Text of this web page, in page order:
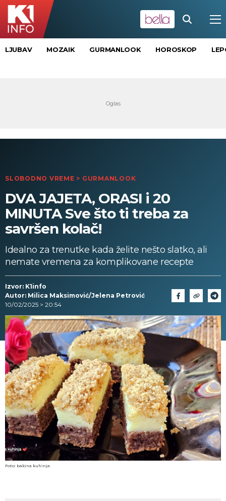
LJUBAV MOZAIK GURMANLOOK HOROSKOP
SLOBODNO VREME > GURMANLOOK
DVA JAJETA, ORASI i 20
MINUTA Sve što ti treba za
savršen kolač!
Idealno za trenutke kada želite nešto slatko, ali
nemate vremena za komplikovane recepte
Izvor: K1info
Autor: Milica Maksimović/Jelena Petrović
10/02/2025 > 20:54
Foto: bakina kuhinja